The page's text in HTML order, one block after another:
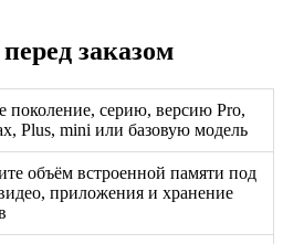
заказом
поколение, серию, версию Pro,
Plus, mini или базовую модель
объём встроенной памяти под
приложения и хранение